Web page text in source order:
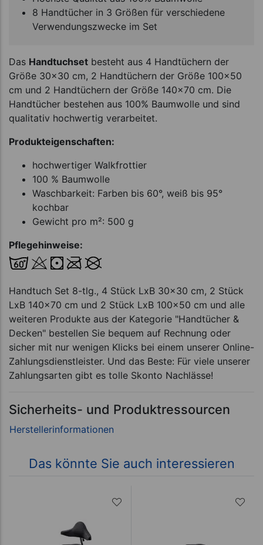
8 Handtücher in 3 Größen für verschiedene
Verwendungszwecke im Set
Das Handtuchset besteht aus 4 Handtüchern der
Größe 30x30 cm, 2 Handtüchern der Größe 100x50
cm und 2 Handtüchern der Größe 140x70 cm. Die
Handtücher bestehen aus 100% Baumwolle und sind
qualitativ hochwertig verarbeitet.
Produkteigenschaften:
hochwertiger Walkfrottier
100 % Baumwolle
Waschbarkeit: Farben bis 60°, weiß bis 95°
kochbar
Gewicht pro m²: 500 g
Pflegehinweise:
Handtuch Set 8-tlg., 4 Stück LxB 30x30 cm, 2 Stück
LxB 140x70 cm und 2 Stück LxB 100x50 cm und alle
weiteren Produkte aus der Kategorie "Handtücher &
Decken" bestellen Sie bequem auf Rechnung oder
sicher mit nur wenigen Klicks bei einem unserer Online-
Zahlungsdienstleister. Und das Beste: Für viele unserer
Zahlungsarten gibt es tolle Skonto Nachlässe!
Sicherheits- und Produktressourcen
Das könnte Sie auch interessieren